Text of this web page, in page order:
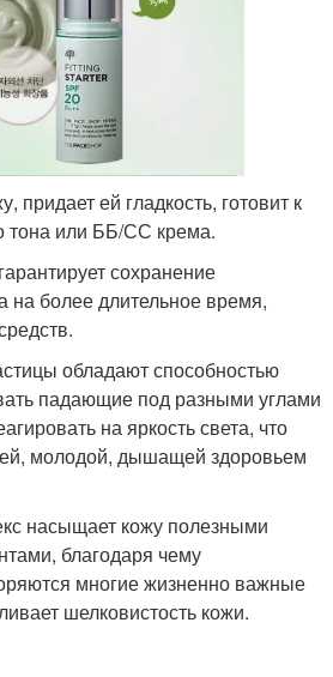
придает ей гладкость, готовит к
тона или ББ/СС крема.
сохранение
на более длительное время,
обладают способностью
падающие под разными углами
на яркость света, что
молодой, дышащей здоровьем
насыщает кожу полезными
благодаря чему
многие жизненно важные
шелковистость кожи.